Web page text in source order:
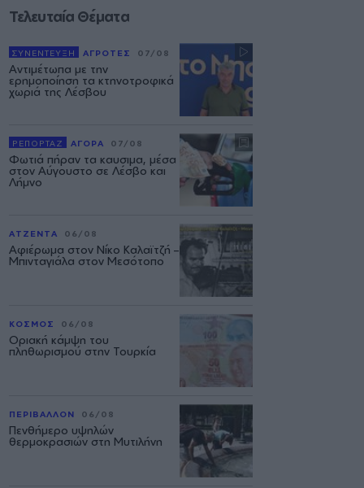
Τελευταία Θέματα
ΣΥΝΕΝΤΕΥΞΗ ΑΓΡΟΤΕΣ 07/08
Αντιμέτωπα με την
ερημοποίηση τα κτηνοτροφικά
χωριά της Λέσβου
ΡΕΠΟΡΤΑΖ ΑΓΟΡΑ 07/08
Φωτιά πήραν τα καυσιμα, μέσα
στον Αύγουστο σε Λέσβο και
Λήμνο
ΑΤΖΕΝΤΑ 06/08
Αφιέρωμα στον Νίκο Καλαϊτζή –
Μπινταγιάλα στον Μεσότοπο
ΚΟΣΜΟΣ 06/08
Οριακή κάμψη του
πληθωρισμού στην Τουρκία
ΠΕΡΙΒΑΛΛΟΝ 06/08
Πενθήμερο υψηλών
θερμοκρασιών στη Μυτιλήνη